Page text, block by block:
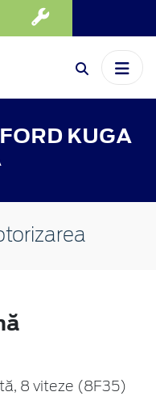
FORD KUGA
8 viteze (8F35)